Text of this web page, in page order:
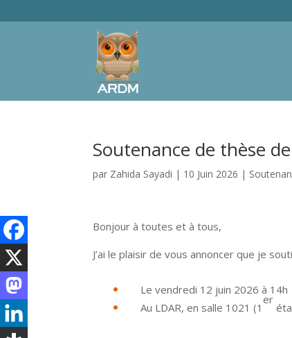
Soutenance de thèse
par Zahida Sayadi | 10 Juin 2026 |
Bonjour à toutes et à tous,
J’ai le plaisir de vous annoncer que je
Le vendredi 12 juin 2026 à 14h
Au LDAR, en salle 1021 (1
er